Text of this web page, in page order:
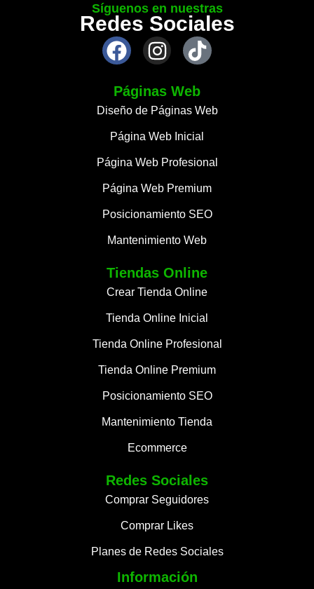
Síguenos en nuestras
Redes Sociales
Páginas Web
Diseño de Páginas Web
Página Web Inicial
Página Web Profesional
Página Web Premium
Posicionamiento SEO
Mantenimiento Web
Tiendas Online
Crear Tienda Online
Tienda Online Inicial
Tienda Online Profesional
Tienda Online Premium
Posicionamiento SEO
Mantenimiento Tienda
Ecommerce
Redes Sociales
Comprar Seguidores
Comprar Likes
Planes de Redes Sociales
Información